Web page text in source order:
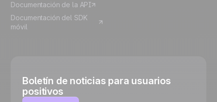
Documentación de la API
Documentación del SDK
móvil
Boletín de noticias para usuarios
positivos